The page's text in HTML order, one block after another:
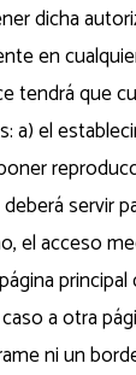
dicha
en
tendrá que
a) el
servir
el acceso
principal
a otra
ni un